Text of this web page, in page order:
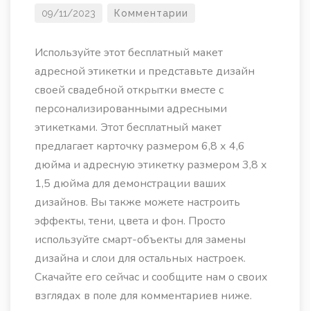
09/11/2023 Комментарии
Используйте этот бесплатный макет
адресной этикетки и представьте дизайн
своей свадебной открытки вместе с
персонализированными адресными
этикетками. Этот бесплатный макет
предлагает карточку размером 6,8 х 4,6
дюйма и адресную этикетку размером 3,8 х
1,5 дюйма для демонстрации ваших
дизайнов. Вы также можете настроить
эффекты, тени, цвета и фон. Просто
используйте смарт-объекты для замены
дизайна и слои для остальных настроек.
Скачайте его сейчас и сообщите нам о своих
взглядах в поле для комментариев ниже.